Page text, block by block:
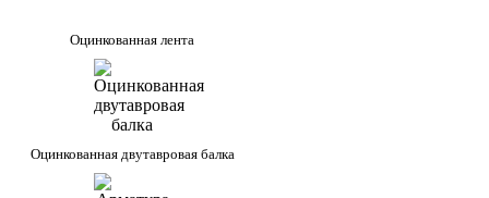
Оцинкованная лента
Оцинкованная двутавровая балка